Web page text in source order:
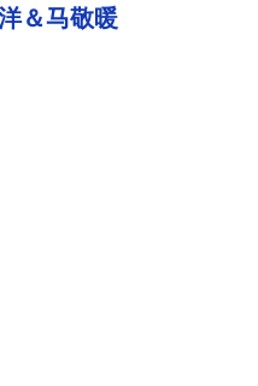
＆马敬暖